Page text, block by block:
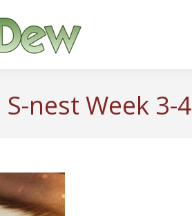
S-nest Week 3-4